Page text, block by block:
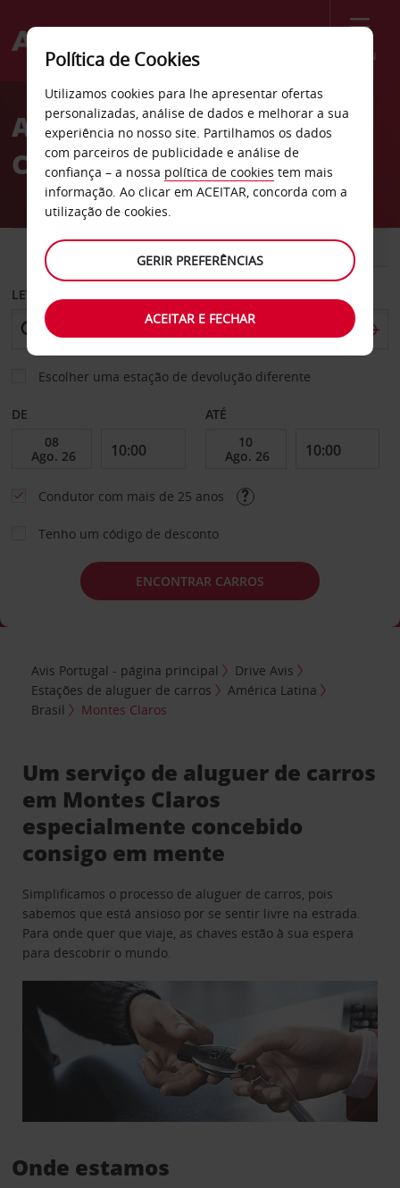
Menu
Welcome
AvisAluguer de carros Montes
Claros
CARRO COMERCIAIS
LEVANTAR EM
Escolher uma estação de devolução diferente
DE ATÉ
Condutor com mais de 25 anos
Tenho um código de desconto
ENCONTRAR CARROS
Avis Portugal - página principal
Drive Avis
Estações de aluguer de carros
América Latina
Brasil
Montes Claros
Um serviço de aluguer de carros
em Montes Claros
especialmente concebido
consigo em mente
Simplificamos o processo de aluguer de carros, pois
sabemos que está ansioso por se sentir livre na estrada.
Para onde quer que viaje, as chaves estão à sua espera
para descobrir o mundo.
Onde estamos
Política de Cookies
Utilizamos cookies para lhe apresentar ofertas
personalizadas, análise de dados e melhorar a sua
experiência no nosso site. Partilhamos os dados
com parceiros de publicidade e análise de
confiança – a nossa política de cookies tem mais
informação. Ao clicar em ACEITAR, concorda com a
utilização de cookies.
GERIR PREFERÊNCIAS
ACEITAR E FECHAR